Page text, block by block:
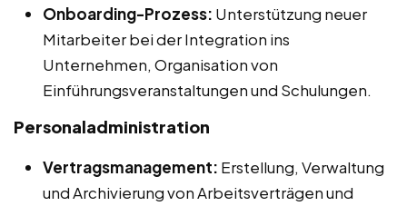
Onboarding-Prozess: Unterstützung neuer
Mitarbeiter bei der Integration ins
Unternehmen, Organisation von
Einführungsveranstaltungen und Schulungen.
Personaladministration
Vertragsmanagement: Erstellung, Verwaltung
und Archivierung von Arbeitsverträgen und